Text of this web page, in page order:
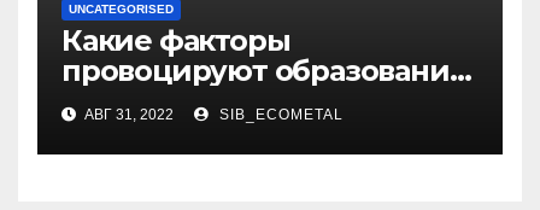
UNCATEGORISED
Какие факторы
провоцируют образование
жировиков
АВГ 31, 2022 SIB_ECOMETAL